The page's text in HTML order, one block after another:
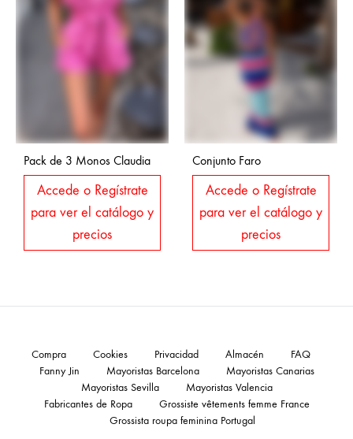
Pack de 3 Monos Claudia
Accede o Regístrate
para ver el catálogo y
precios
Conjunto Faro
Accede o Regístrate
para ver el catálogo y
precios
Compra Cookies Privacidad Almacén
FAQ
Fanny Jin
Mayoristas Barcelona
Mayoristas Canarias
Mayoristas Sevilla
Mayoristas Valencia
Fabricantes de Ropa
Grossiste vêtements femme France
Grossista roupa feminina Portugal